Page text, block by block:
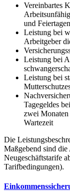
Vereinbartes
und Feiertagen
Leistung bei
Arbeitgeber
Leistung bei
Leistung bei
Tagegeldes
zwei Monaten
Wartezeit
Die
Maßgebend sind
Neugeschäftstarife
Tarifbedingungen).